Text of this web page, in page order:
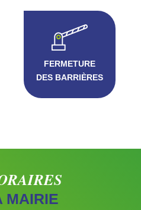
FERMETURE
DES BARRIÈRES
MAIRIE